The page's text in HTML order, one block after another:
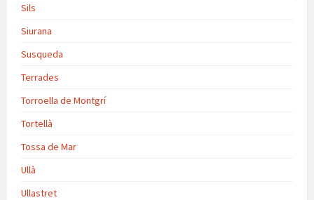
Sils
Siurana
Susqueda
Terrades
Torroella de Montgrí
Tortellà
Tossa de Mar
Ullà
Ullastret